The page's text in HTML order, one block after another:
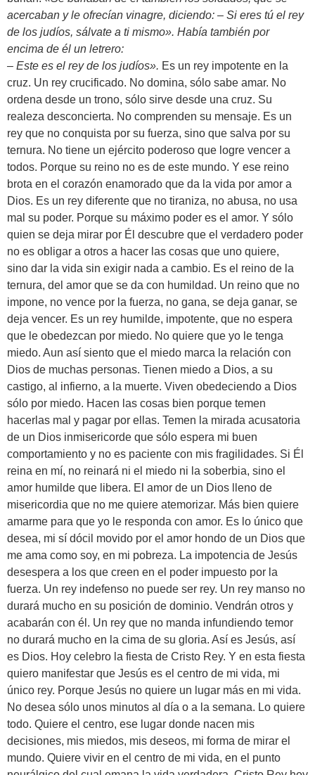
acercaban y le ofrecían vinagre, diciendo: – Si eres tú el rey
de los judíos, sálvate a ti mismo». Había también por
encima de él un letrero:
– Este es el rey de los judíos». Es un rey impotente en la
cruz. Un rey crucificado. No domina, sólo sabe amar. No
ordena desde un trono, sólo sirve desde una cruz. Su
realeza desconcierta. No comprenden su mensaje. Es un
rey que no conquista por su fuerza, sino que salva por su
ternura. No tiene un ejército poderoso que logre vencer a
todos. Porque su reino no es de este mundo. Y ese reino
brota en el corazón enamorado que da la vida por amor a
Dios. Es un rey diferente que no tiraniza, no abusa, no usa
mal su poder. Porque su máximo poder es el amor. Y sólo
quien se deja mirar por Él descubre que el verdadero poder
no es obligar a otros a hacer las cosas que uno quiere,
sino dar la vida sin exigir nada a cambio. Es el reino de la
ternura, del amor que se da con humildad. Un reino que no
impone, no vence por la fuerza, no gana, se deja ganar, se
deja vencer. Es un rey humilde, impotente, que no espera
que le obedezcan por miedo. No quiere que yo le tenga
miedo. Aun así siento que el miedo marca la relación con
Dios de muchas personas. Tienen miedo a Dios, a su
castigo, al infierno, a la muerte. Viven obedeciendo a Dios
sólo por miedo. Hacen las cosas bien porque temen
hacerlas mal y pagar por ellas. Temen la mirada acusatoria
de un Dios inmisericorde que sólo espera mi buen
comportamiento y no es paciente con mis fragilidades. Si Él
reina en mí, no reinará ni el miedo ni la soberbia, sino el
amor humilde que libera. El amor de un Dios lleno de
misericordia que no me quiere atemorizar. Más bien quiere
amarme para que yo le responda con amor. Es lo único que
desea, mi sí dócil movido por el amor hondo de un Dios que
me ama como soy, en mi pobreza. La impotencia de Jesús
desespera a los que creen en el poder impuesto por la
fuerza. Un rey indefenso no puede ser rey. Un rey manso no
durará mucho en su posición de dominio. Vendrán otros y
acabarán con él. Un rey que no manda infundiendo temor
no durará mucho en la cima de su gloria. Así es Jesús, así
es Dios. Hoy celebro la fiesta de Cristo Rey. Y en esta fiesta
quiero manifestar que Jesús es el centro de mi vida, mi
único rey. Porque Jesús no quiere un lugar más en mi vida.
No desea sólo unos minutos al día o a la semana. Lo quiere
todo. Quiere el centro, ese lugar donde nacen mis
decisiones, mis miedos, mis deseos, mi forma de mirar el
mundo. Quiere vivir en el centro de mi vida, en el punto